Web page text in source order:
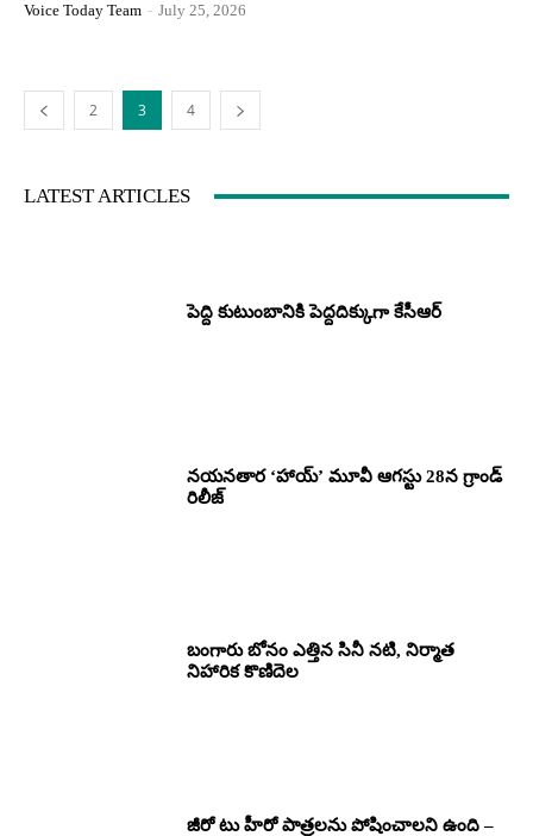
Voice Today Team - July 25, 2026
2 3 4
LATEST ARTICLES
పెద్ది కుటుంబానికి పెద్దదిక్కుగా కేసీఆర్
నయనతార ‘హాయ్’ మూవీ ఆగస్టు 28న గ్రాండ్
రిలీజ్
బంగారు బోనం ఎత్తిన సినీ నటి, నిర్మాత
నిహారిక కొణిదెల
జీరో టు హీరో పాత్రలను పోషించాలని ఉంది –